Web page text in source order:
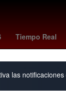
Tiempo Real
García Alcocer
las